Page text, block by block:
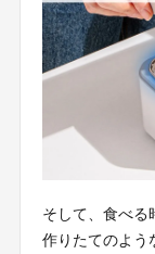
そして、食べる
作りたてのよう